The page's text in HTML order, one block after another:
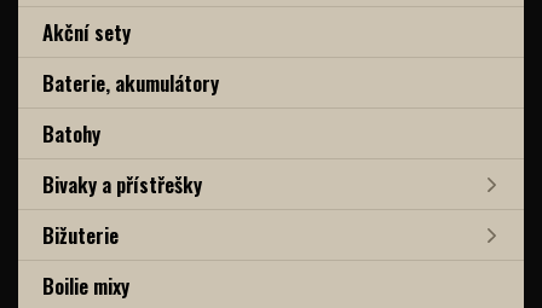
Akční sety
Baterie, akumulátory
Batohy
Bivaky a přístřešky
Bižuterie
Boilie mixy